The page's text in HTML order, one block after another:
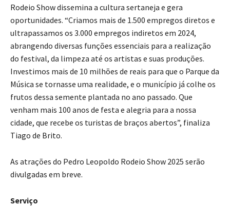
Rodeio Show dissemina a cultura sertaneja e gera
oportunidades. “Criamos mais de 1.500 empregos diretos e
ultrapassamos os 3.000 empregos indiretos em 2024,
abrangendo diversas funções essenciais para a realização
do festival, da limpeza até os artistas e suas produções.
Investimos mais de 10 milhões de reais para que o Parque da
Música se tornasse uma realidade, e o município já colhe os
frutos dessa semente plantada no ano passado. Que
venham mais 100 anos de festa e alegria para a nossa
cidade, que recebe os turistas de braços abertos”, finaliza
Tiago de Brito.
As atrações do Pedro Leopoldo Rodeio Show 2025 serão
divulgadas em breve.
Serviço